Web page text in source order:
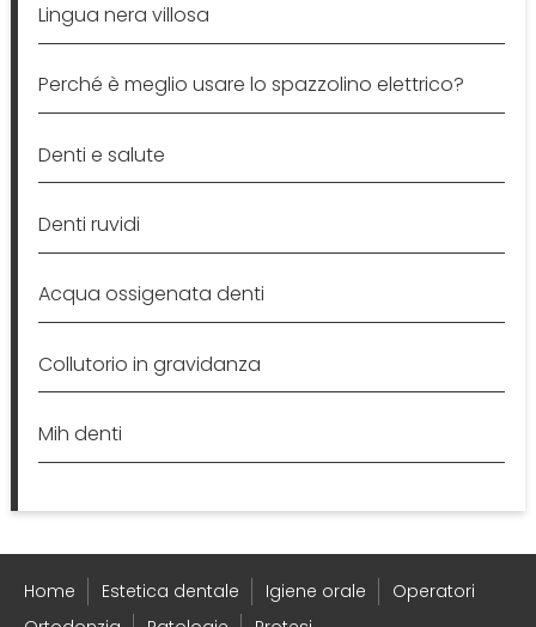
Lingua nera villosa
Perché è meglio usare lo spazzolino elettrico?
Denti e salute
Denti ruvidi
Acqua ossigenata denti
Collutorio in gravidanza
Mih denti
Home Estetica dentale Igiene orale
Operatori